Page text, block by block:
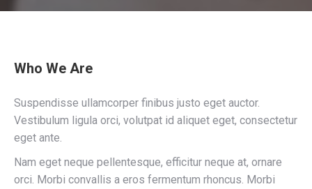
Who We Are
Suspendisse ullamcorper finibus justo eget auctor.
Vestibulum ligula orci, volutpat id aliquet eget, consectetur
eget ante.
Nam eget neque pellentesque, efficitur neque at, ornare
orci. Morbi convallis a eros fermentum rhoncus. Morbi